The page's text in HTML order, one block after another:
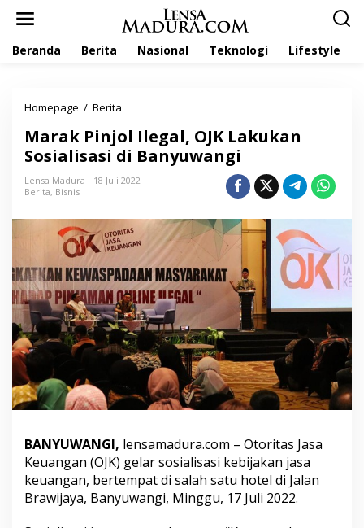
Beranda Berita Nasional Teknologi Lifestyle
Homepage / Berita
r
a
k
P
o
l
I
l
e
g
a
l
,
J
K
L
k
u
k
a
n
Marak Pinjol Ilegal, OJK Lakukan
Sosialisasi di Banyuwangi
Lensa Madura
18 Juli 2022
Berita, Bisnis
BANYUWANGI, lensamadura.com – Otoritas Jasa
Keuangan (OJK) gelar sosialisasi kebijakan jasa
keuangan, bertempat di salah satu hotel di Jalan
Brawijaya, Banyuwangi, Minggu, 17 Juli 2022.